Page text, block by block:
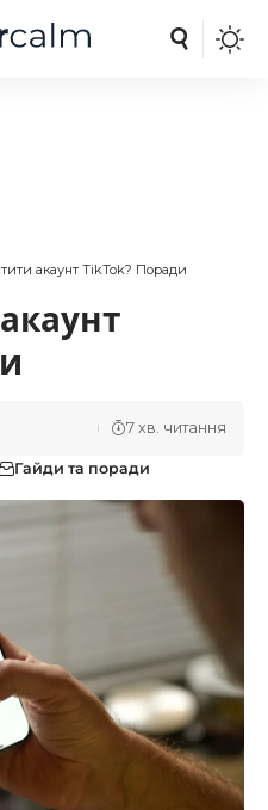
акаунт TikTok? Поради
Гайди та поради
7 хв. читання